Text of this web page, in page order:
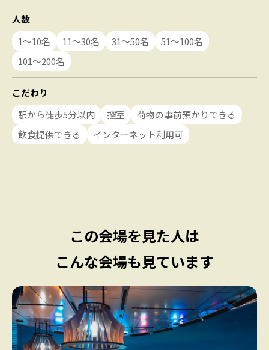
人数
1〜10名
11〜30名 31〜50名
51〜100名
101〜200名
こだわり
駅から徒歩5分以内
控室
荷物の事前預かりできる
飲食提供できる
インターネット利用可
この会場を見た人は
こんな会場も見ています